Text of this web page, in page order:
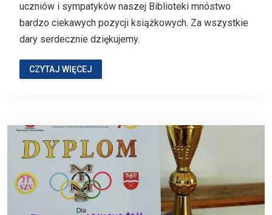
uczniów i sympatyków naszej Biblioteki mnóstwo
bardzo ciekawych pozycji książkowych. Za wszystkie
dary serdecznie dziękujemy.
CZYTAJ WIĘCEJ